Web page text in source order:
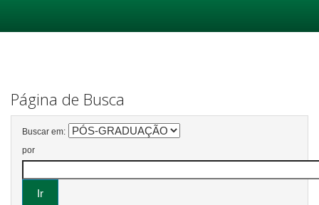
Página de Busca
Buscar em:
por